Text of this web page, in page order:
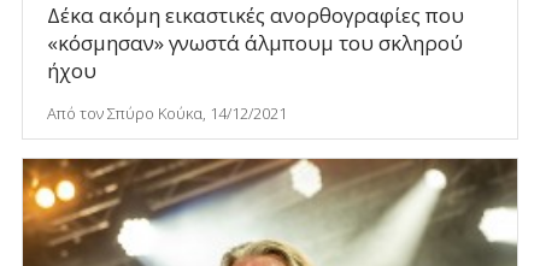
Δέκα ακόμη εικαστικές ανορθογραφίες που
«κόσμησαν» γνωστά άλμπουμ του σκληρού
ήχου
Από τον Σπύρο Κούκα, 14/12/2021